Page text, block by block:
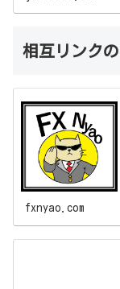
相互リンク
fxnyao.com